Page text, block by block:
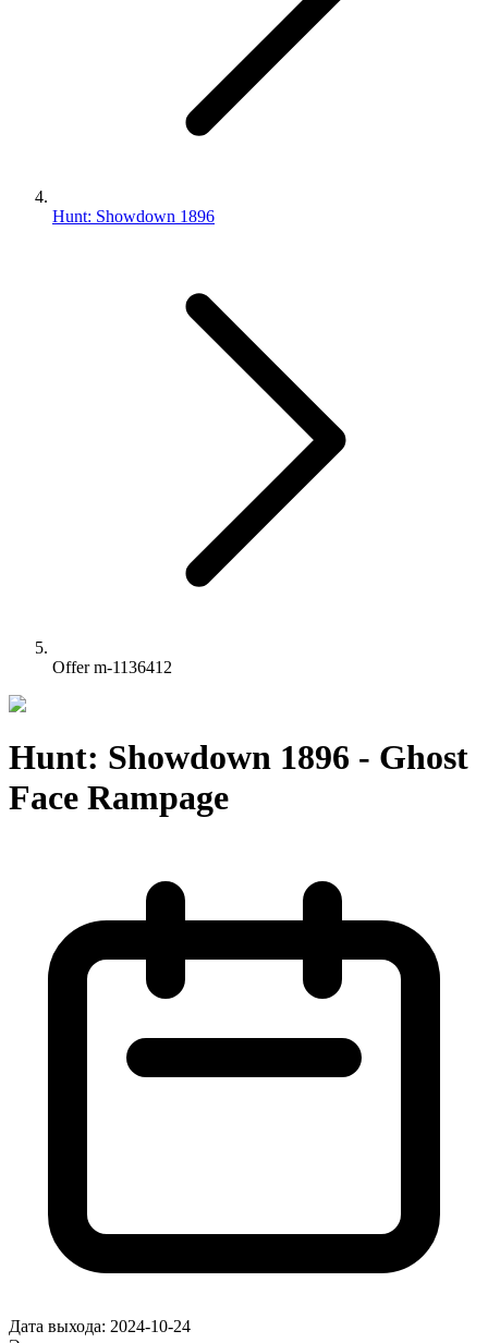
Hunt: Showdown 1896
Offer m-1136412
Hunt: Showdown 1896 - Ghost
Face Rampage
Дата выхода: 2024-10-24